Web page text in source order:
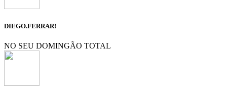
DIEGO.FERRAR!
NO SEU DOMINGÃO TOTAL